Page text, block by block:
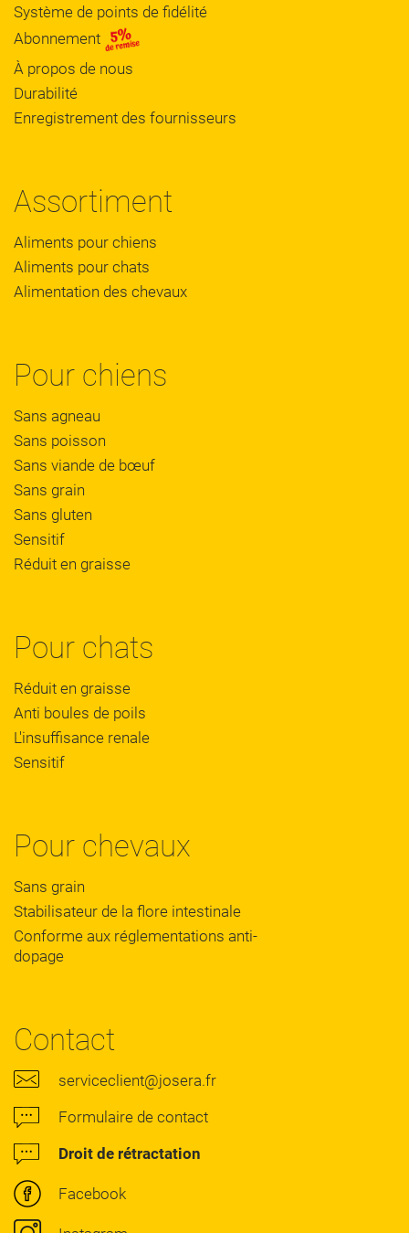
Système de points de fidélité
Abonnement
À propos de nous
Durabilité
Enregistrement des fournisseurs
Assortiment
Aliments pour chiens
Aliments pour chats
Alimentation des chevaux
Pour chiens
Sans agneau
Sans poisson
Sans viande de bœuf
Sans grain
Sans gluten
Sensitif
Réduit en graisse
Pour chats
Réduit en graisse
Anti boules de poils
L'insuffisance renale
Sensitif
Pour chevaux
Sans grain
Stabilisateur de la flore intestinale
Conforme aux réglementations anti-
dopage
Contact
serviceclient@josera.fr
Formulaire de contact
Droit de rétractation
Facebook